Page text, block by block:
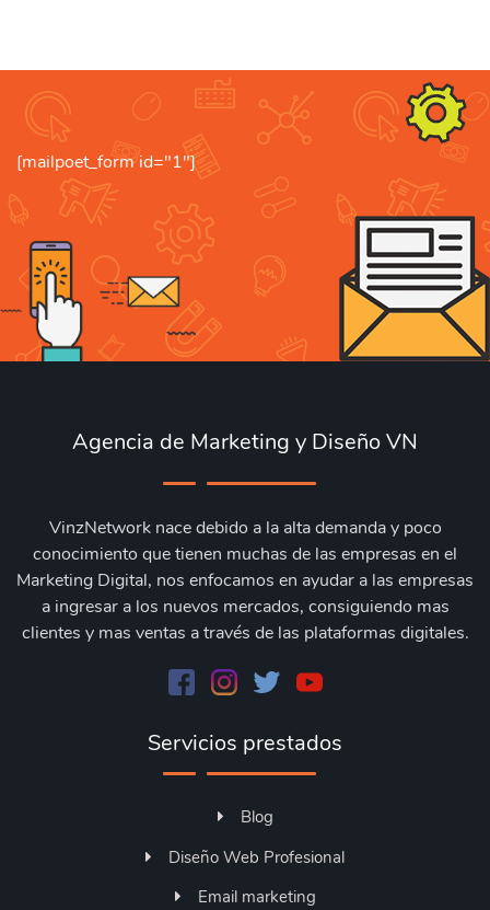
[mailpoet_form id="1"]
Agencia de Marketing y Diseño VN
VinzNetwork nace debido a la alta demanda y poco
conocimiento que tienen muchas de las empresas en el
Marketing Digital, nos enfocamos en ayudar a las empresas
a ingresar a los nuevos mercados, consiguiendo mas
clientes y mas ventas a través de las plataformas digitales.
Servicios prestados
Blog
Diseño Web Profesional
Email marketing